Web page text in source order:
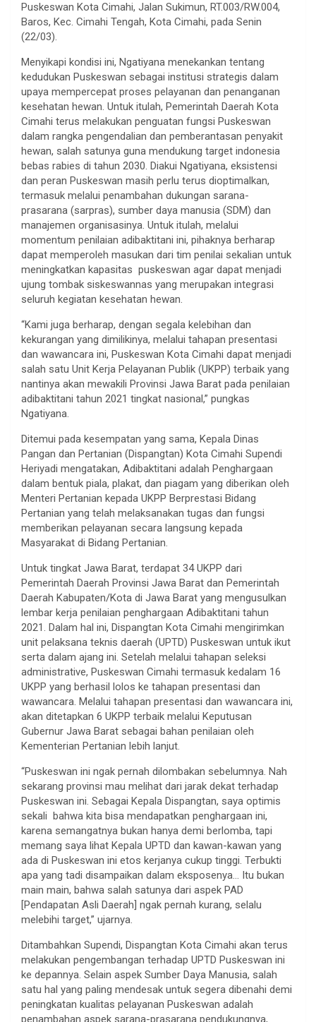
Puskeswan Kota Cimahi, Jalan Sukimun, RT.003/RW.004,
Baros, Kec. Cimahi Tengah, Kota Cimahi, pada Senin
(22/03).
Menyikapi kondisi ini, Ngatiyana menekankan tentang
kedudukan Puskeswan sebagai institusi strategis dalam
upaya mempercepat proses pelayanan dan penanganan
kesehatan hewan. Untuk itulah, Pemerintah Daerah Kota
Cimahi terus melakukan penguatan fungsi Puskeswan
dalam rangka pengendalian dan pemberantasan penyakit
hewan, salah satunya guna mendukung target indonesia
bebas rabies di tahun 2030. Diakui Ngatiyana, eksistensi
dan peran Puskeswan masih perlu terus dioptimalkan,
termasuk melalui penambahan dukungan sarana-
prasarana (sarpras), sumber daya manusia (SDM) dan
manajemen organisasinya. Untuk itulah, melalui
momentum penilaian adibaktitani ini, pihaknya berharap
dapat memperoleh masukan dari tim penilai sekalian untuk
meningkatkan kapasitas puskeswan agar dapat menjadi
ujung tombak siskeswannas yang merupakan integrasi
seluruh kegiatan kesehatan hewan.
“Kami juga berharap, dengan segala kelebihan dan
kekurangan yang dimilikinya, melalui tahapan presentasi
dan wawancara ini, Puskeswan Kota Cimahi dapat menjadi
salah satu Unit Kerja Pelayanan Publik (UKPP) terbaik yang
nantinya akan mewakili Provinsi Jawa Barat pada penilaian
adibaktitani tahun 2021 tingkat nasional,” pungkas
Ngatiyana.
Ditemui pada kesempatan yang sama, Kepala Dinas
Pangan dan Pertanian (Dispangtan) Kota Cimahi Supendi
Heriyadi mengatakan, Adibaktitani adalah Penghargaan
dalam bentuk piala, plakat, dan piagam yang diberikan oleh
Menteri Pertanian kepada UKPP Berprestasi Bidang
Pertanian yang telah melaksanakan tugas dan fungsi
memberikan pelayanan secara langsung kepada
Masyarakat di Bidang Pertanian.
Untuk tingkat Jawa Barat, terdapat 34 UKPP dari
Pemerintah Daerah Provinsi Jawa Barat dan Pemerintah
Daerah Kabupaten/Kota di Jawa Barat yang mengusulkan
lembar kerja penilaian penghargaan Adibaktitani tahun
2021. Dalam hal ini, Dispangtan Kota Cimahi mengirimkan
unit pelaksana teknis daerah (UPTD) Puskeswan untuk ikut
serta dalam ajang ini. Setelah melalui tahapan seleksi
administrative, Puskeswan Cimahi termasuk kedalam 16
UKPP yang berhasil lolos ke tahapan presentasi dan
wawancara. Melalui tahapan presentasi dan wawancara ini,
akan ditetapkan 6 UKPP terbaik melalui Keputusan
Gubernur Jawa Barat sebagai bahan penilaian oleh
Kementerian Pertanian lebih lanjut.
“Puskeswan ini ngak pernah dilombakan sebelumnya. Nah
sekarang provinsi mau melihat dari jarak dekat terhadap
Puskeswan ini. Sebagai Kepala Dispangtan, saya optimis
sekali bahwa kita bisa mendapatkan penghargaan ini,
karena semangatnya bukan hanya demi berlomba, tapi
memang saya lihat Kepala UPTD dan kawan-kawan yang
ada di Puskeswan ini etos kerjanya cukup tinggi. Terbukti
apa yang tadi disampaikan dalam eksposenya… Itu bukan
main main, bahwa salah satunya dari aspek PAD
[Pendapatan Asli Daerah] ngak pernah kurang, selalu
melebihi target,” ujarnya.
Ditambahkan Supendi, Dispangtan Kota Cimahi akan terus
melakukan pengembangan terhadap UPTD Puskeswan ini
ke depannya. Selain aspek Sumber Daya Manusia, salah
satu hal yang paling mendesak untuk segera dibenahi demi
peningkatan kualitas pelayanan Puskeswan adalah